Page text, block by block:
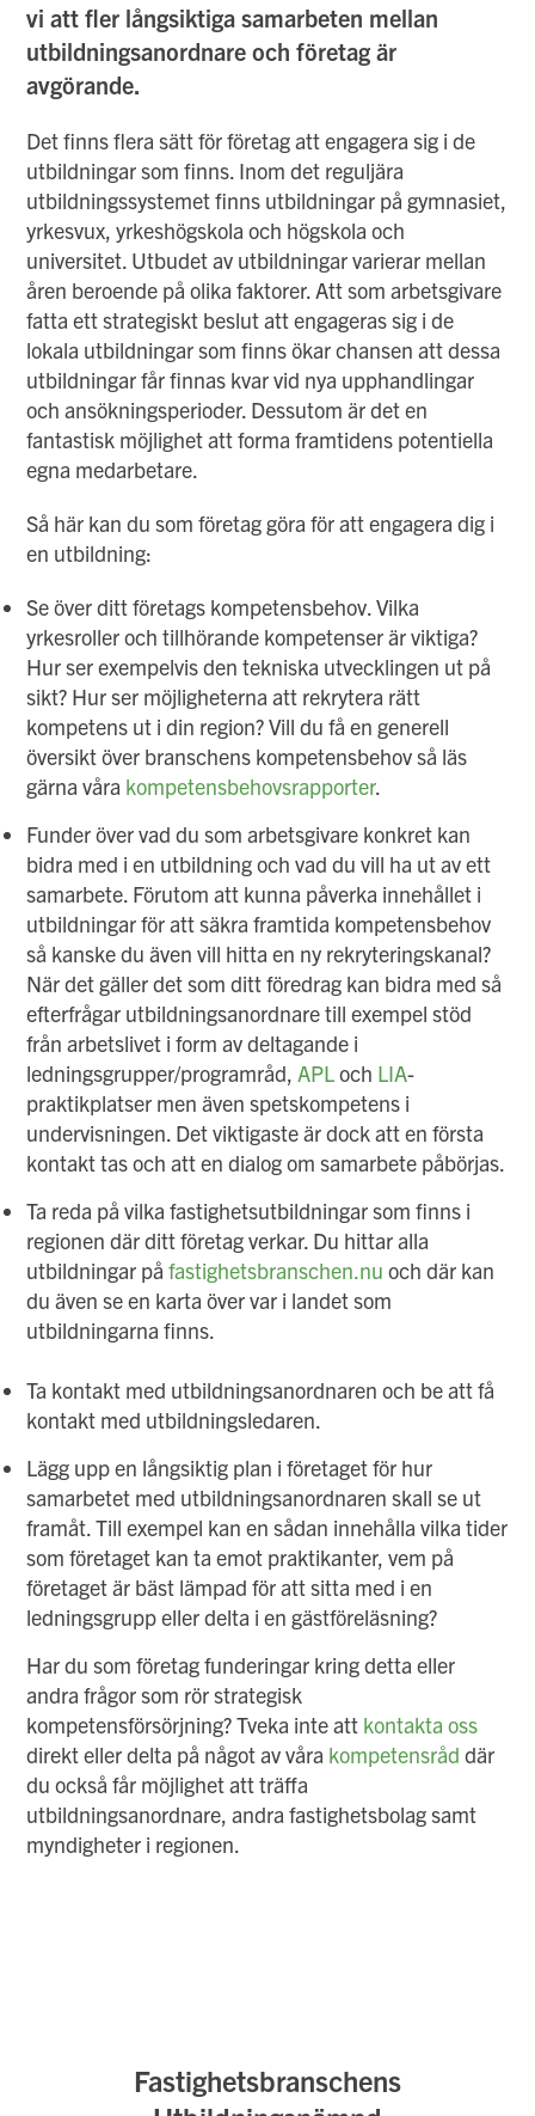
vi att fler långsiktiga samarbeten mellan
utbildningsanordnare och företag är
avgörande.
Det finns flera sätt för företag att engagera sig i de
utbildningar som finns. Inom det reguljära
utbildningssystemet finns utbildningar på gymnasiet,
yrkesvux, yrkeshögskola och högskola och
universitet. Utbudet av utbildningar varierar mellan
åren beroende på olika faktorer. Att som arbetsgivare
fatta ett strategiskt beslut att engageras sig i de
lokala utbildningar som finns ökar chansen att dessa
utbildningar får finnas kvar vid nya upphandlingar
och ansökningsperioder. Dessutom är det en
fantastisk möjlighet att forma framtidens potentiella
egna medarbetare.
Så här kan du som företag göra för att engagera dig i
en utbildning:
Se över ditt företags kompetensbehov. Vilka
yrkesroller och tillhörande kompetenser är viktiga?
Hur ser exempelvis den tekniska utvecklingen ut på
sikt? Hur ser möjligheterna att rekrytera rätt
kompetens ut i din region? Vill du få en generell
översikt över branschens kompetensbehov så läs
gärna våra kompetensbehovsrapporter.
Funder över vad du som arbetsgivare konkret kan
bidra med i en utbildning och vad du vill ha ut av ett
samarbete. Förutom att kunna påverka innehållet i
utbildningar för att säkra framtida kompetensbehov
så kanske du även vill hitta en ny rekryteringskanal?
När det gäller det som ditt föredrag kan bidra med så
efterfrågar utbildningsanordnare till exempel stöd
från arbetslivet i form av deltagande i
ledningsgrupper/programråd, APLoch LIA-
praktikplatser men även spetskompetens i
undervisningen. Det viktigaste är dock att en första
kontakt tas och att en dialog om samarbete påbörjas.
Ta reda på vilka fastighetsutbildningar som finns i
regionen där ditt företag verkar. Du hittar alla
utbildningar på fastighetsbranschen.nu och där kan
du även se en karta över var i landet som
utbildningarna finns.
Ta kontakt med utbildningsanordnaren och be att få
kontakt med utbildningsledaren.
Lägg upp en långsiktig plan i företaget för hur
samarbetet med utbildningsanordnaren skall se ut
framåt. Till exempel kan en sådan innehålla vilka tider
som företaget kan ta emot praktikanter, vem på
företaget är bäst lämpad för att sitta med i en
ledningsgrupp eller delta i en gästföreläsning?
Har du som företag funderingar kring detta eller
andra frågor som rör strategisk
kompetensförsörjning? Tveka inte att kontakta oss
direkt eller delta på något av våra kompetensråd där
du också får möjlighet att träffa
utbildningsanordnare, andra fastighetsbolag samt
myndigheter i regionen.
Fastighetsbranschens